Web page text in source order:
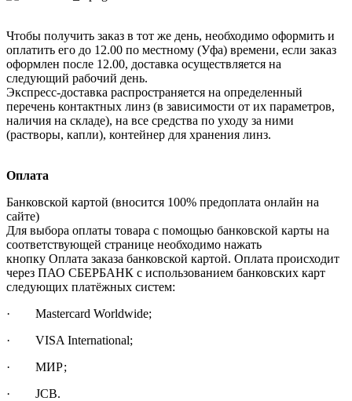
Чтобы получить заказ в тот же день, необходимо оформить и
оплатить его до 12.00 по местному (Уфа) времени, если заказ
оформлен после 12.00, доставка осуществляется на
следующий рабочий день.
Экспресс-доставка распространяется на определенный
перечень контактных линз (в зависимости от их параметров,
наличия на складе), на все средства по уходу за ними
(растворы, капли), контейнер для хранения линз.
Оплата
Банковской картой (вносится 100% предоплата онлайн на
сайте)
Для выбора оплаты товара с помощью банковской карты на
соответствующей странице необходимо нажать
кнопку Оплата заказа банковской картой. Оплата происходит
через ПАО СБЕРБАНК с использованием банковских карт
следующих платёжных систем:
· Mastercard Worldwide;
· VISA International;
· МИР;
· JCB.